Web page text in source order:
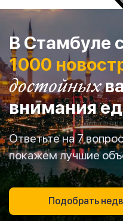
В Стамбуле
1000
достойных
внимания
Ответьте на 7
покажем лучшие
Подобрать